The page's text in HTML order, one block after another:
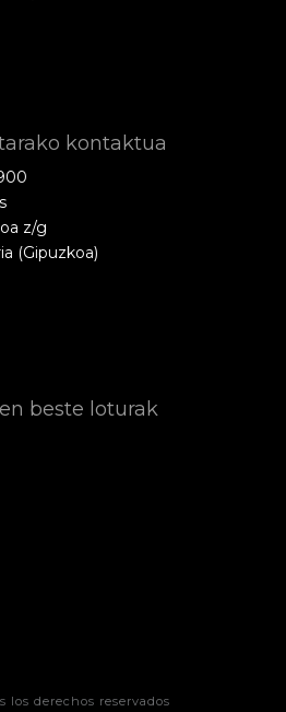
kontaktua
z/g
(Gipuzkoa)
beste loturak
los derechos reservados